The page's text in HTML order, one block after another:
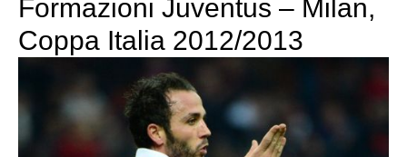
Formazioni Juventus – Milan,
Coppa Italia 2012/2013